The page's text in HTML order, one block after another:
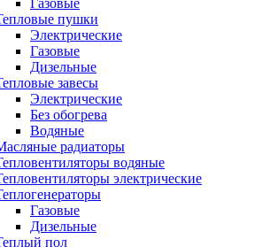
Газовые
пушки
Электрические
Газовые
Дизельные
завесы
Электрические
Без обогрева
Водяные
радиаторы
водяные
электрические
Газовые
Дизельные
пол